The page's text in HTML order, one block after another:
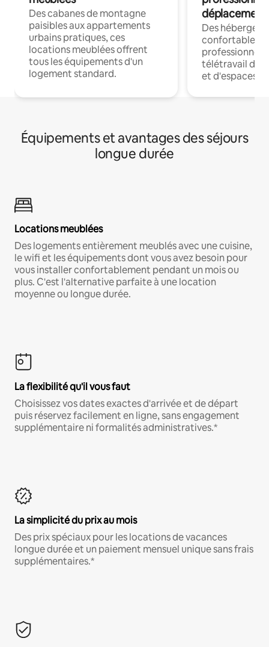
Des cabanes de montagne
paisibles aux appartements
urbains pratiques, ces
locations meublées offrent
tous les équipements d'un
logement standard.
déplacement
Des
confortables
professionnels
télétravail
et d'espaces
Équipements et avantages des séjours
longue durée
Locations meublées
Des logements entièrement meublés avec une cuisine,
le wifi et les équipements dont vous avez besoin pour
vous installer confortablement pendant un mois ou
plus. C'est l'alternative parfaite à une location
moyenne ou longue durée.
La flexibilité qu'il vous faut
Choisissez vos dates exactes d'arrivée et de départ
puis réservez facilement en ligne, sans engagement
supplémentaire ni formalités administratives.*
La simplicité du prix au mois
Des prix spéciaux pour les locations de vacances
longue durée et un paiement mensuel unique sans frais
supplémentaires.*